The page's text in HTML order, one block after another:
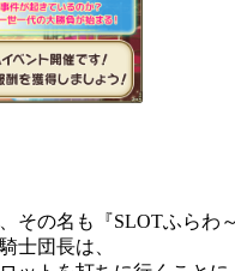
その名も『SLOTふらわ
士団長は、